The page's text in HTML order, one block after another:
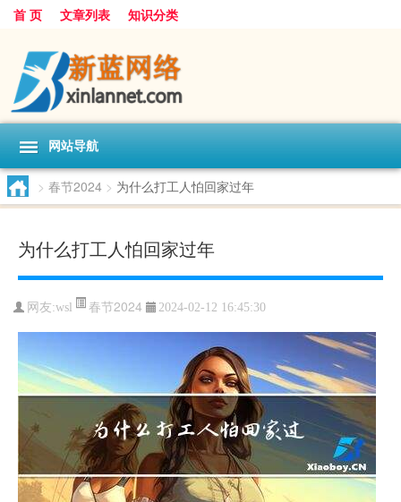
首 页 文章列表 知识分类
网站导航
> 春节2024 > 为什么打工人怕回家过年
为什么打工人怕回家过年
网友:wsl 春节2024 2024-02-12 16:45:30